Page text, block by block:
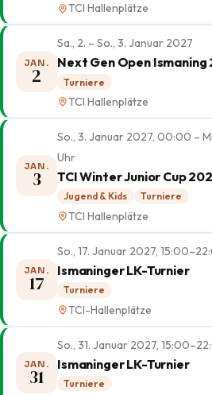
TCI Hallenplätze
JAN.
2
Sa., 2. – So., 3. Januar 2027
Next Gen Open Ismaning
Turniere
TCI Hallenplätze
JAN.
3
So., 3. Januar 2027, 00:00 –
Uhr
TCI Winter Junior Cup
Jugend & Kids Turniere
TCI Hallenplätze
JAN.
17
So., 17. Januar 2027,
Ismaninger LK-Turnier
Turniere
TCI-Hallenplätze
JAN.
31
So., 31. Januar 2027,
Ismaninger LK-Turnier
Turniere